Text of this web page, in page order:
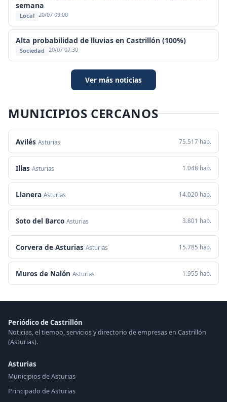
semana
Local 20/07 09:00
Alta probabilidad de lluvias en Castrillón (100%)
Sociedad 20/07 07:30
Ver más noticias
MUNICIPIOS CERCANOS
Avilés Asturias 75.517 hab.
Illas Asturias 1.048 hab.
Llanera Asturias 14.020 hab.
Soto del Barco Asturias 3.801 hab.
Corvera de Asturias Asturias 15.785 hab.
Muros de Nalón Asturias 1.955 hab.
Periódico de Castrillón
Noticias, el tiempo, servicios y directorio de empresas en Castrillón
(Asturias).
Asturias
Municipios de Asturias
Principado de Asturias